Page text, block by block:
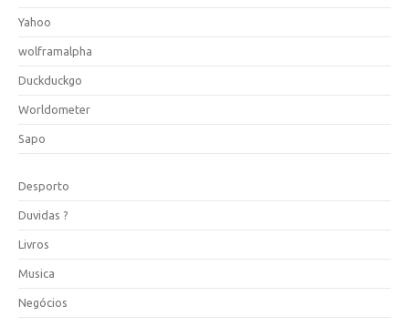
Yahoo
wolframalpha
Duckduckgo
Worldometer
Sapo
Desporto
Duvidas ?
Livros
Musica
Negócios